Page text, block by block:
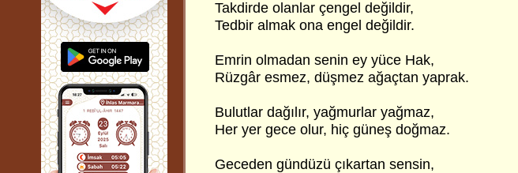
Takdirde olanlar çengel değildir,
Tedbir almak ona engel değildir.
Emrin olmadan senin ey yüce Hak,
Rüzgâr esmez, düşmez ağaçtan yaprak.
Bulutlar dağılır, yağmurlar yağmaz,
Her yer gece olur, hiç güneş doğmaz.
Geceden gündüzü çıkartan sensin,